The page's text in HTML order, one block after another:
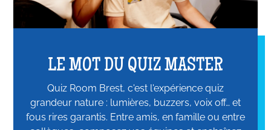
LE MOT DU QUIZ MASTER
Quiz Room Brest, c'est l'expérience quiz
grandeur nature : lumières, buzzers, voix off… et
fous rires garantis. Entre amis, en famille ou entre